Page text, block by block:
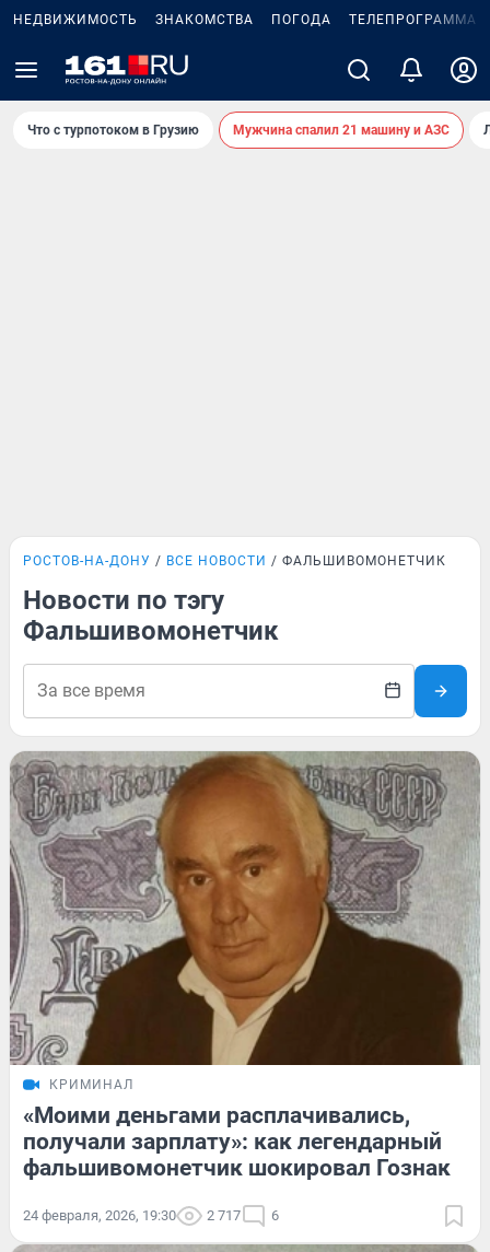
НЕДВИЖИМОСТЬ ЗНАКОМСТВА ПОГОДА ТЕЛЕПРОГРАММА
Что с турпотоком в Грузию Мужчина спалил 21 машину и АЗС
РОСТОВ-НА-ДОНУ ВСЕ НОВОСТИ ФАЛЬШИВОМОНЕТЧИК
Новости по тэгу
Фальшивомонетчик
КРИМИНАЛ
«Моими деньгами расплачивались,
получали зарплату»: как легендарный
фальшивомонетчик шокировал Гознак
24 февраля, 2026, 19:30 2 717 6